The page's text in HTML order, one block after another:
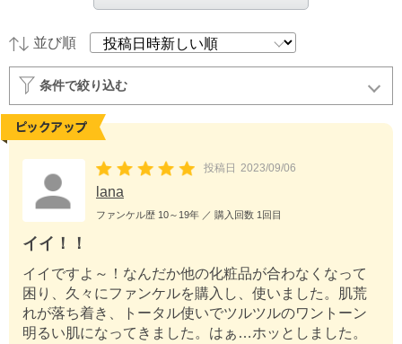
並び順
条件で絞り込む
投稿日 2023/09/06
lana
ファンケル歴 10～19年 ／ 購入回数 1回目
イイ！！
イイですよ～！なんだか他の化粧品が合わなくなって
困り、久々にファンケルを購入し、使いました。肌荒
れが落ち着き、トータル使いでツルツルのワントーン
明るい肌になってきました。はぁ…ホッとしました。